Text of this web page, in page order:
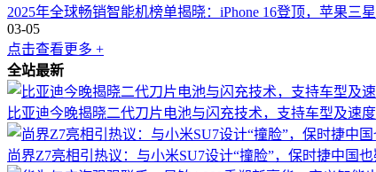
2025年全球畅销智能机榜单揭晓：iPhone 16登顶，苹果三
03-05
点击查看更多 +
全站最新
比亚迪今晚揭晓二代刀片电池与闪充技术，支持车型及速度
尚界Z7亮相引热议：与小米SU7设计“撞脸”，保时捷中国